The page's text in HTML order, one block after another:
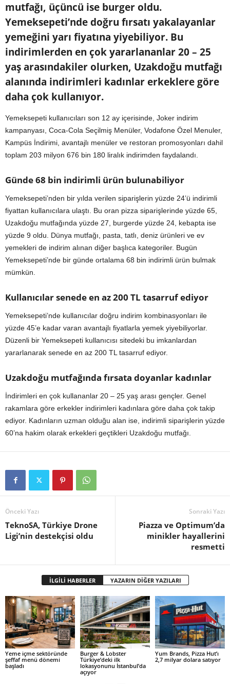
mutfağı, üçüncü ise burger oldu.
Yemeksepeti’nde doğru fırsatı yakalayanlar
yemeğini yarı fiyatına yiyebiliyor. Bu
indirimlerden en çok yararlananlar 20 – 25
yaş arasındakiler olurken, Uzakdoğu mutfağı
alanında indirimleri kadınlar erkeklere göre
daha çok kullanıyor.
Yemeksepeti kullanıcıları son 12 ay içerisinde, Joker indirim
kampanyası, Coca-Cola Seçilmiş Menüler, Vodafone Özel Menuler,
Kampüs İndirimi, avantajlı menüler ve restoran promosyonları dahil
toplam 203 milyon 676 bin 180 liralık indirimden faydalandı.
Günde 68 bin indirimli ürün bulunabiliyor
Yemeksepeti’nden bir yılda verilen siparişlerin yüzde 24’ü indirimli
fiyattan kullanıcılara ulaştı. Bu oran pizza siparişlerinde yüzde 65,
Uzakdoğu mutfağında yüzde 27, burgerde yüzde 24, kebapta ise
yüzde 9 oldu. Dünya mutfağı, pasta, tatlı, deniz ürünleri ve ev
yemekleri de indirim alınan diğer başlıca kategoriler. Bugün
Yemeksepeti’nde bir günde ortalama 68 bin indirimli ürün bulmak
mümkün.
Kullanıcılar senede en az 200 TL tasarruf ediyor
Yemeksepeti’nde kullanıcılar doğru indirim kombinasyonları ile
yüzde 45’e kadar varan avantajlı fiyatlarla yemek yiyebiliyorlar.
Düzenli bir Yemeksepeti kullanıcısı sitedeki bu imkanlardan
yararlanarak senede en az 200 TL tasarruf ediyor.
Uzakdoğu mutfağında fırsata doyanlar kadınlar
İndirimleri en çok kullananlar 20 – 25 yaş arası gençler. Genel
rakamlara göre erkekler indirimleri kadınlara göre daha çok takip
ediyor. Kadınların uzman olduğu alan ise, indirimli siparişlerin yüzde
60’na hakim olarak erkekleri geçtikleri Uzakdoğu mutfağı.
Önceki Yazı
TeknoSA, Türkiye Drone
Ligi’nin destekçisi oldu
Sonraki Yazı
Piazza ve Optimum’da
minikler hayallerini
resmetti
İLGİLİ HABERLER YAZARIN DİĞER YAZILARI
Yeme içme sektöründe
şeffaf menü dönemi
başladı
Burger & Lobster
Türkiye’deki ilk
lokasyonunu İstanbul’da
açıyor
Yum Brands, Pizza Hut’ı
2,7 milyar dolara satıyor